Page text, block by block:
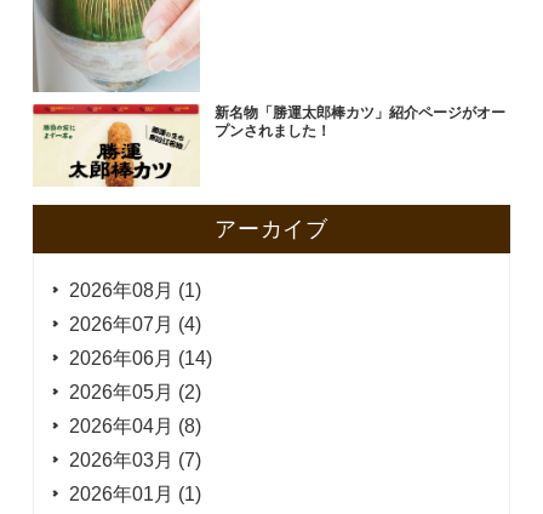
新名物「勝運太郎棒カツ」紹介ページがオー
プンされました！
アーカイブ
2026年08月 (1)
2026年07月 (4)
2026年06月 (14)
2026年05月 (2)
2026年04月 (8)
2026年03月 (7)
2026年01月 (1)